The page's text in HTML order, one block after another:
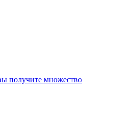
получите множество